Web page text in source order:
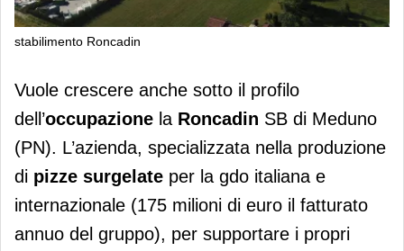
stabilimento Roncadin
Roncadin offre 100 posti di lavoro tra
produzione e uffici
Vuole crescere anche sotto il profilo
dell’occupazione la Roncadin SB di Meduno
(PN). L’azienda, specializzata nella produzione
di pizze surgelate per la gdo italiana e
internazionale (175 milioni di euro il fatturato
annuo del gruppo), per supportare i propri